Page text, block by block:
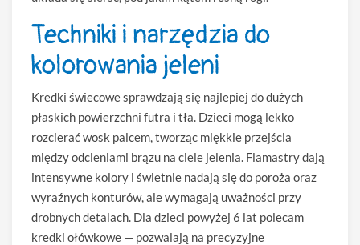
Techniki i narzędzia do
kolorowania jeleni
Kredki świecowe sprawdzają się najlepiej do dużych
płaskich powierzchni futra i tła. Dzieci mogą lekko
rozcierać wosk palcem, tworząc miękkie przejścia
między odcieniami brązu na ciele jelenia. Flamastry dają
intensywne kolory i świetnie nadają się do poroża oraz
wyraźnych konturów, ale wymagają uważności przy
drobnych detalach. Dla dzieci powyżej 6 lat polecam
kredki ołówkowe — pozwalają na precyzyjne